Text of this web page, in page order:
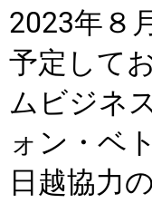
2023年８
予定して
ムビジネ
ォン・ベ
日越協力